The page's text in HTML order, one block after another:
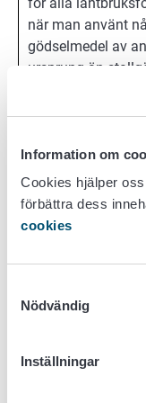
Information om
Cookies hjälper
förbättra dess
cookies
Nödvändig
Inställningar
när man använt
gödselmedel av
ursprung än
Bete
betesgång gäller
använt något annat
skiftet och när ett